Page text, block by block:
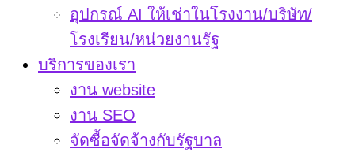
อุปกรณ์ AI ให้เช่าในโรงงาน/บริษัท/
โรงเรียน/หน่วยงานรัฐ
บริการของเรา
งาน website
งาน SEO
จัดซื้อจัดจ้างกับรัฐบาล